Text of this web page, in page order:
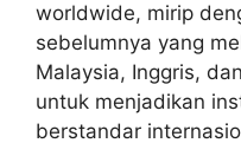
worldwide, mirip
sebelumnya yang
Malaysia, Inggris,
untuk menjadikan
berstandar